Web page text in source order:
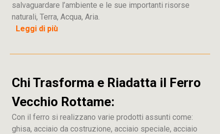
salvaguardare l’ambiente e le sue importanti risorse
naturali, Terra, Acqua, Aria.
Leggi di più
Chi Trasforma e Riadatta il Ferro
Vecchio Rottame:
Con il ferro si realizzano varie prodotti assunti come:
ghisa, acciaio da costruzione, acciaio speciale, acciaio